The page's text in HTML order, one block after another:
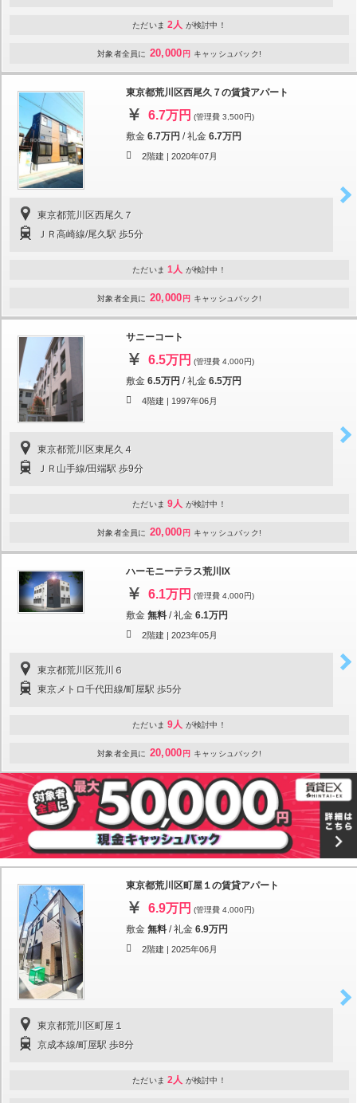
ただいま 2人 が検討中！
対象者全員に 20,000 円 キャッシュバック!
東京都荒川区西尾久７の賃貸アパート
6.7万円 (管理費 3,500円)
敷金 6.7万円 /礼金 6.7万円
2階建 | 2020年07月
東京都荒川区西尾久７
ＪＲ高崎線/尾久駅 歩5分
ただいま 1人 が検討中！
対象者全員に 20,000 円 キャッシュバック!
サニーコート
6.5万円 (管理費 4,000円)
敷金 6.5万円 /礼金 6.5万円
4階建 | 1997年06月
東京都荒川区東尾久４
ＪＲ山手線/田端駅 歩9分
ただいま 9人 が検討中！
対象者全員に 20,000 円 キャッシュバック!
ハーモニーテラス荒川IX
6.1万円 (管理費 4,000円)
敷金 無料 /礼金 6.1万円
2階建 | 2023年05月
東京都荒川区荒川６
東京メトロ千代田線/町屋駅 歩5分
ただいま 9人 が検討中！
対象者全員に 20,000 円 キャッシュバック!
東京都荒川区町屋１の賃貸アパート
6.9万円 (管理費 4,000円)
敷金 無料 /礼金 6.9万円
2階建 | 2025年06月
東京都荒川区町屋１
京成本線/町屋駅 歩8分
ただいま 2人 が検討中！